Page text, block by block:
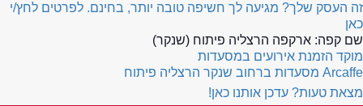
זה העסק שלך? מגיעה לך חשיפה טובה יותר, בחינם. לפרטים לחץ/י
כאן
שם קפה: ארקפה הרצליה פיתוח (שנקר)
מוקד הזמנת אירועים במסעדות
Arcaffe מסעדות ברחוב שנקר הרצליה פיתוח
מצאת טעות? עדכן אותנו כאן!